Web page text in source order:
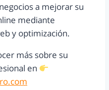
a mejorar su
mediante
y optimización.
más sobre su
en